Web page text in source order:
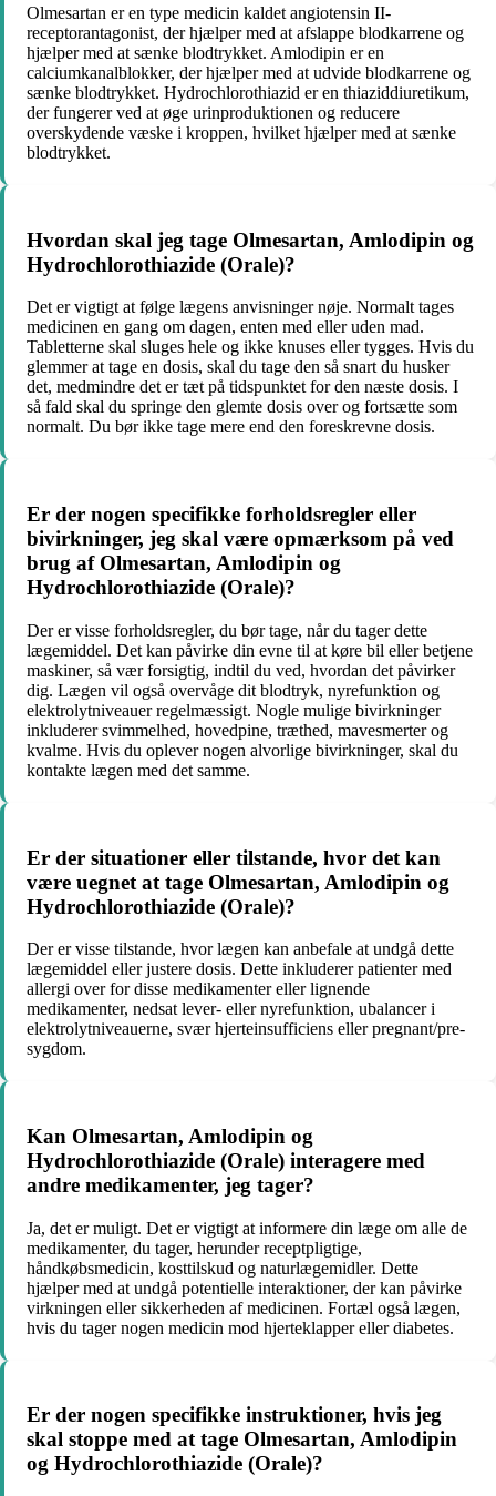
Olmesartan er en type medicin kaldet angiotensin II-
receptorantagonist, der hjælper med at afslappe blodkarrene og
hjælper med at sænke blodtrykket. Amlodipin er en
calciumkanalblokker, der hjælper med at udvide blodkarrene og
sænke blodtrykket. Hydrochlorothiazid er en thiaziddiuretikum,
der fungerer ved at øge urinproduktionen og reducere
overskydende væske i kroppen, hvilket hjælper med at sænke
blodtrykket.
Hvordan skal jeg tage Olmesartan, Amlodipin og
Hydrochlorothiazide (Orale)?
Det er vigtigt at følge lægens anvisninger nøje. Normalt tages
medicinen en gang om dagen, enten med eller uden mad.
Tabletterne skal sluges hele og ikke knuses eller tygges. Hvis du
glemmer at tage en dosis, skal du tage den så snart du husker
det, medmindre det er tæt på tidspunktet for den næste dosis. I
så fald skal du springe den glemte dosis over og fortsætte som
normalt. Du bør ikke tage mere end den foreskrevne dosis.
Er der nogen specifikke forholdsregler eller
bivirkninger, jeg skal være opmærksom på ved
brug af Olmesartan, Amlodipin og
Hydrochlorothiazide (Orale)?
Der er visse forholdsregler, du bør tage, når du tager dette
lægemiddel. Det kan påvirke din evne til at køre bil eller betjene
maskiner, så vær forsigtig, indtil du ved, hvordan det påvirker
dig. Lægen vil også overvåge dit blodtryk, nyrefunktion og
elektrolytniveauer regelmæssigt. Nogle mulige bivirkninger
inkluderer svimmelhed, hovedpine, træthed, mavesmerter og
kvalme. Hvis du oplever nogen alvorlige bivirkninger, skal du
kontakte lægen med det samme.
Er der situationer eller tilstande, hvor det kan
være uegnet at tage Olmesartan, Amlodipin og
Hydrochlorothiazide (Orale)?
Der er visse tilstande, hvor lægen kan anbefale at undgå dette
lægemiddel eller justere dosis. Dette inkluderer patienter med
allergi over for disse medikamenter eller lignende
medikamenter, nedsat lever- eller nyrefunktion, ubalancer i
elektrolytniveauerne, svær hjerteinsufficiens eller pregnant/pre-
sygdom.
Kan Olmesartan, Amlodipin og
Hydrochlorothiazide (Orale) interagere med
andre medikamenter, jeg tager?
Ja, det er muligt. Det er vigtigt at informere din læge om alle de
medikamenter, du tager, herunder receptpligtige,
håndkøbsmedicin, kosttilskud og naturlægemidler. Dette
hjælper med at undgå potentielle interaktioner, der kan påvirke
virkningen eller sikkerheden af medicinen. Fortæl også lægen,
hvis du tager nogen medicin mod hjerteklapper eller diabetes.
Er der nogen specifikke instruktioner, hvis jeg
skal stoppe med at tage Olmesartan, Amlodipin
og Hydrochlorothiazide (Orale)?